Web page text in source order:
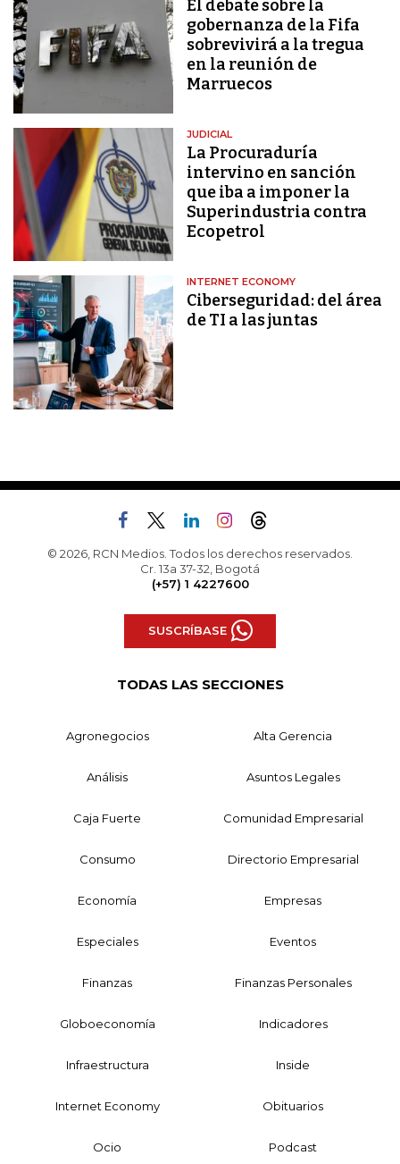
El debate sobre la
gobernanza de la Fifa
sobrevivirá a la tregua
en la reunión de
Marruecos
JUDICIAL
La Procuraduría
intervino en sanción
que iba a imponer la
Superindustria contra
Ecopetrol
INTERNET ECONOMY
Ciberseguridad: del área
de TI a las juntas
© 2026, RCN Medios. Todos los derechos reservados.
Cr. 13a 37-32, Bogotá
(+57) 1 4227600
SUSCRÍBASE
TODAS LAS SECCIONES
Agronegocios Alta Gerencia
Análisis Asuntos Legales
Caja Fuerte Comunidad Empresarial
Consumo Directorio Empresarial
Economía Empresas
Especiales Eventos
Finanzas Finanzas Personales
Globoeconomía Indicadores
Infraestructura Inside
Internet Economy Obituarios
Ocio Podcast